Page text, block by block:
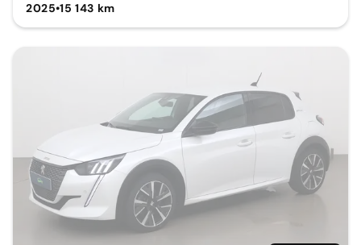
2025•15 143 km